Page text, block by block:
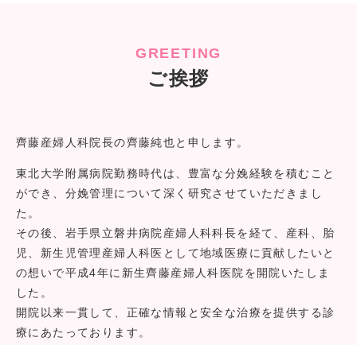
6月1日より子宮がん検診始まっております。
水曜日は手術日となっております。外来受診される
方は電話にてご確認下さい。
風疹抗体価検査、予防接種
40代、50代のお父さん風疹抗体価検査、予防接種が
公費で施行中です。
リンクは岩手県ホームページになります。
https://www.pref.iwate.jp/kurashikankyou/iryou/
kenkou/fuushin/1003218.html
GREETING
ご挨拶
齊藤産婦人科院長の齊藤純也と申します。
東北大学附属病院勤務時代は、豊富な分娩経験を積むこと
ができ、分娩管理について深く研究させていただきまし
た。
その後、岩手県立磐井病院産婦人科科長を経て、産科、胎
児、新生児管理産婦人科医として地域医療に貢献したいと
の想いで平成4年に新生齊藤産婦人科医院を開院いたしま
した。
開院以来一貫して、正確な情報と安全な治療を提供する診
療にあたっております。